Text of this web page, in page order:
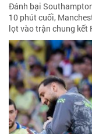
Đánh bại
10 phút cuối,
lọt vào trận chung kết